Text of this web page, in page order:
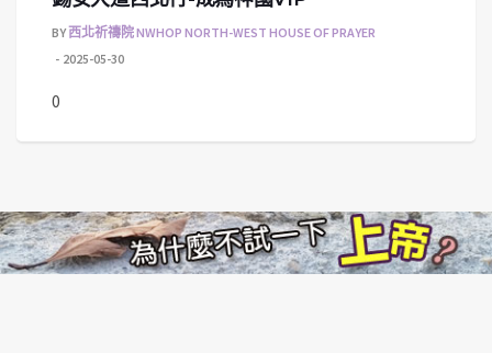
BY西北祈禱院 NWHOP NORTH-WEST HOUSE OF PRAYER
2025-05-30
0